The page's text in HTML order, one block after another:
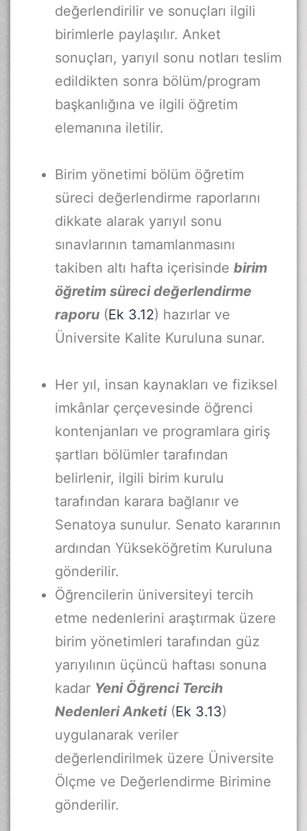
değerlendirilir ve sonuçları ilgili
birimlerle paylaşılır. Anket
sonuçları, yarıyıl sonu notları teslim
edildikten sonra bölüm/program
başkanlığına ve ilgili öğretim
elemanına iletilir.
Birim yönetimi bölüm öğretim
süreci değerlendirme raporlarını
dikkate alarak yarıyıl sonu
sınavlarının tamamlanmasını
takiben altı hafta içerisinde birim
öğretim süreci değerlendirme
raporu (Ek 3.12) hazırlar ve
Üniversite Kalite Kuruluna sunar.
Her yıl, insan kaynakları ve fiziksel
imkânlar çerçevesinde öğrenci
kontenjanları ve programlara giriş
şartları bölümler tarafından
belirlenir, ilgili birim kurulu
tarafından karara bağlanır ve
Senatoya sunulur. Senato kararının
ardından Yükseköğretim Kuruluna
gönderilir.
Öğrencilerin üniversiteyi tercih
etme nedenlerini araştırmak üzere
birim yönetimleri tarafından güz
yarıyılının üçüncü haftası sonuna
kadar Yeni Öğrenci Tercih
Nedenleri Anketi(Ek 3.13)
uygulanarak veriler
değerlendirilmek üzere Üniversite
Ölçme ve Değerlendirme Birimine
gönderilir.